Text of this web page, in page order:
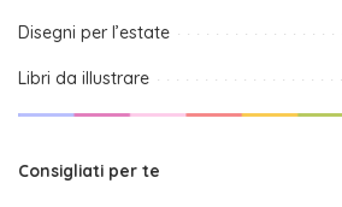
Disegni per l’estate
Libri da illustrare
Consigliati per te